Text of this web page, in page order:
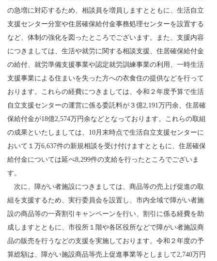
の急増に対応するため、相談員を増員しますとともに、生活自立
支援センター分室や住居確保給付金事務処理センターを設置する
など、体制の強化を図ったところでございます。また、支援内容
につきましては、生活や就労に関する相談支援、住居確保給付金
の給付、就労準備支援事業や認定就労訓練事業の利用、一時生活
支援事業による住まいを失った方への衣食住の提供などを行って
おります。これらの経費につきましては、令和２年度予算で生活
自立支援センターの運営に係る委託料が３億2,191万円余、住居確
保給付金が18億2,574万円余などとなっております。これらの取組
の成果といたしましては、10月末時点で生活自立支援センターに
おいて１万6,637件の新規相談を受け付けますとともに、住居確保
給付金については延べ8,299件の支給を行ったところでございま
す。
次に、障がい者施設につきましては、商品等の売上げ促進の取
組を支援するため、実行委員会を設置し、市内全域で障がい者施
設の商品等の一斉割引キャンペーンを行い、割引に係る経費を助
成しますとともに、市役所１階や各区役所などで障がい者施設商
品の販売を行うなどの支援を実施しております。令和２年度の予
算総額は、障がい施設商品等売上促進事業等としまして2,740万円